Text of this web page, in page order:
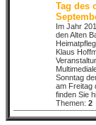
Tag des
Im Jahr
den Alten
Klaus
Sonntag
am Freitag
finden Sie
Themen: 2